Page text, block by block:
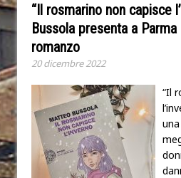
“Il rosmarino non capisce
Bussola presenta a
romanzo
20 dicembre 2022
“Il